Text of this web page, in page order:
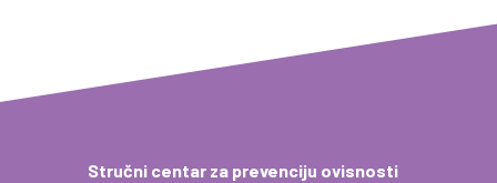
Stručni centar za prevenciju ovisnosti